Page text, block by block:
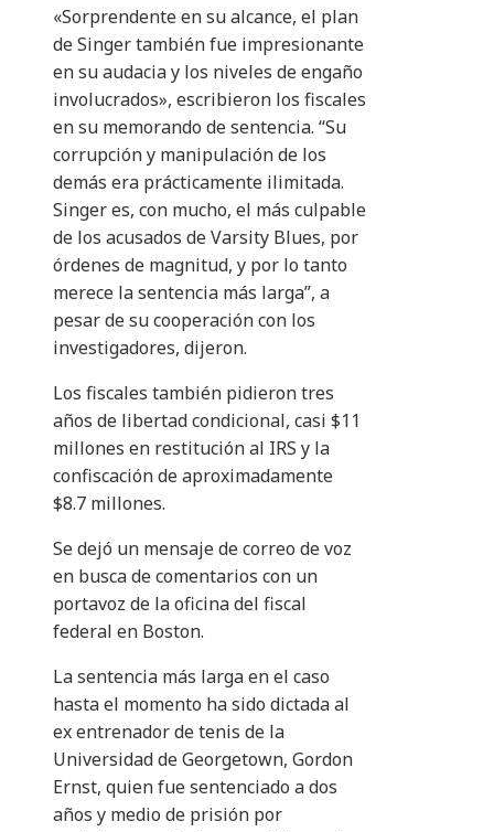
«Sorprendente en su alcance, el plan
de Singer también fue impresionante
en su audacia y los niveles de engaño
involucrados», escribieron los fiscales
en su memorando de sentencia. “Su
corrupción y manipulación de los
demás era prácticamente ilimitada.
Singer es, con mucho, el más culpable
de los acusados ​​de Varsity Blues, por
órdenes de magnitud, y por lo tanto
merece la sentencia más larga”, a
pesar de su cooperación con los
investigadores, dijeron.
Los fiscales también pidieron tres
años de libertad condicional, casi $11
millones en restitución al IRS y la
confiscación de aproximadamente
$8.7 millones.
Se dejó un mensaje de correo de voz
en busca de comentarios con un
portavoz de la oficina del fiscal
federal en Boston.
La sentencia más larga en el caso
hasta el momento ha sido dictada al
ex entrenador de tenis de la
Universidad de Georgetown, Gordon
Ernst, quien fue sentenciado a dos
años y medio de prisión por